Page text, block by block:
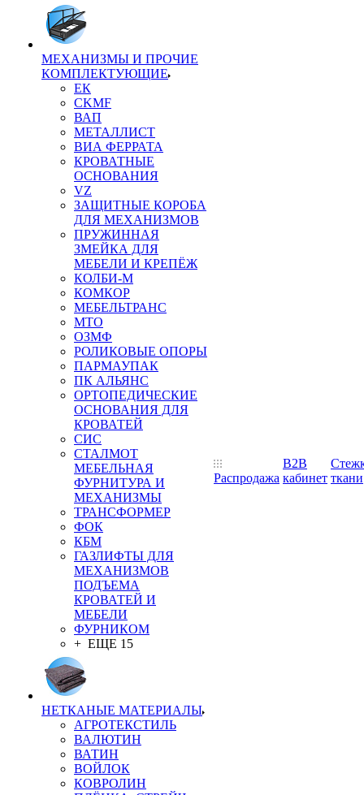
МЕХАНИЗМЫ И ПРОЧИЕ
КОМПЛЕКТУЮЩИЕ
ЕК
CKMF
ВАП
МЕТАЛЛИСТ
ВИА ФЕРРАТА
КРОВАТНЫЕ
ОСНОВАНИЯ
VZ
ЗАЩИТНЫЕ КОРОБА
ДЛЯ МЕХАНИЗМОВ
ПРУЖИННАЯ
ЗМЕЙКА ДЛЯ
МЕБЕЛИ И КРЕПЁЖ
КОЛБИ-М
КОМКОР
МЕБЕЛЬТРАНС
MTO
ОЗМФ
РОЛИКОВЫЕ ОПОРЫ
ПАРМАУПАК
ПК АЛЬЯНС
ОРТОПЕДИЧЕСКИЕ
ОСНОВАНИЯ ДЛЯ
КРОВАТЕЙ
СИС
СТАЛМОТ
МЕБЕЛЬНАЯ
ФУРНИТУРА И
МЕХАНИЗМЫ
ТРАНСФОРМЕР
ФОК
КБМ
ГАЗЛИФТЫ ДЛЯ
МЕХАНИЗМОВ
ПОДЪЕМА
КРОВАТЕЙ И
МЕБЕЛИ
ФУРНИКОМ
+ ЕЩЕ 15
НЕТКАНЫЕ МАТЕРИАЛЫ
АГРОТЕКСТИЛЬ
ВАЛЮТИН
ВАТИН
ВОЙЛОК
КОВРОЛИН
Распродажа
B2B
кабинет ткани